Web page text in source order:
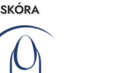
SKÓRA